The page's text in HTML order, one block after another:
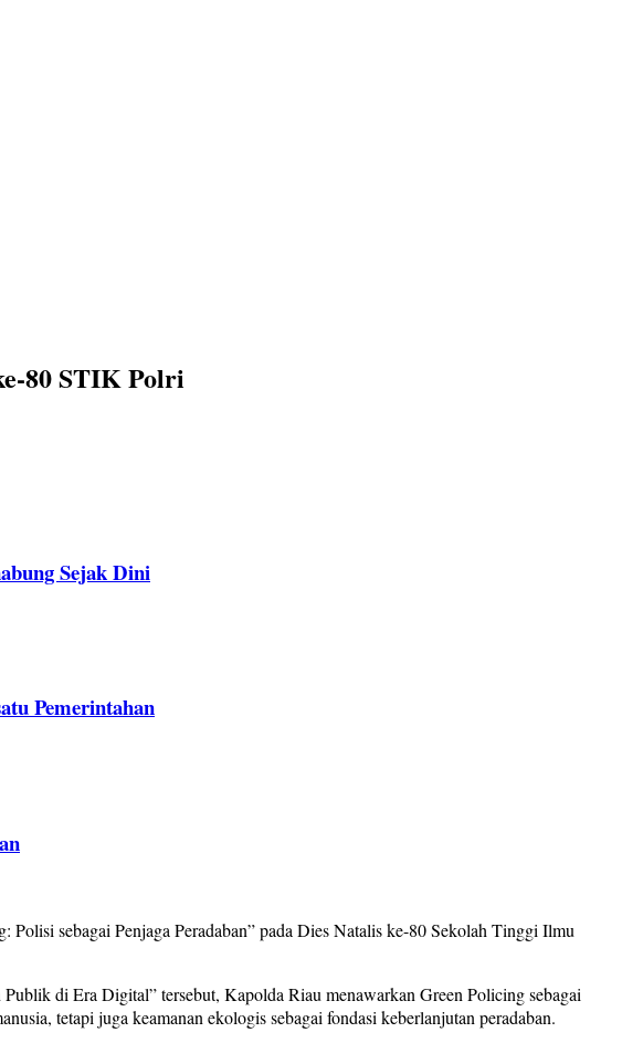
80 STIK Polri
Sejak Dini
Pemerintahan
sebagai Penjaga Peradaban” pada Dies Natalis ke-80 Sekolah Tinggi Ilmu
di Era Digital” tersebut, Kapolda Riau menawarkan Green Policing sebagai
tetapi juga keamanan ekologis sebagai fondasi keberlanjutan peradaban.